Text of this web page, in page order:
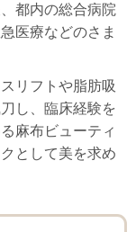
都内の総合病院
医療などのさま
リフトや脂肪吸
し、臨床経験を
麻布ビューティ
として美を求め